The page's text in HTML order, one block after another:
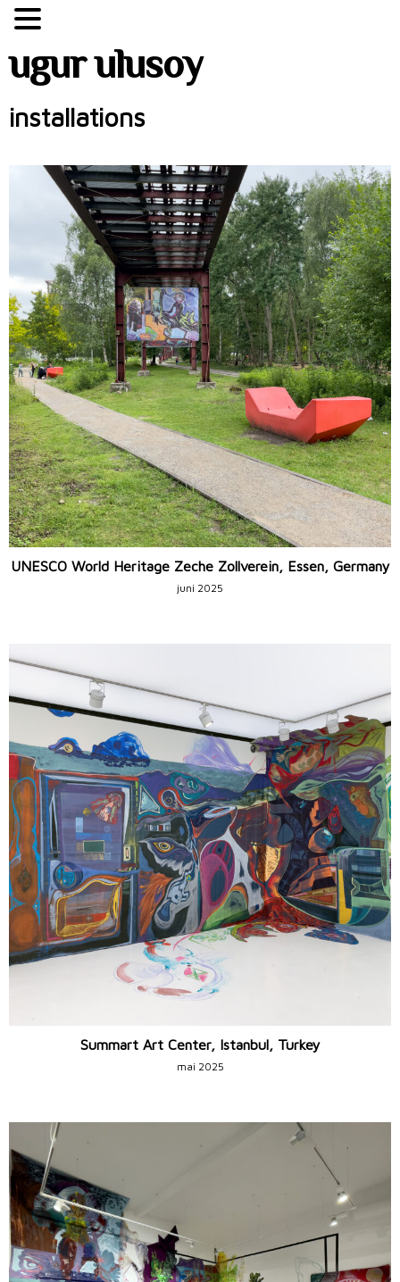
ugur ulusoy
installations
UNESCO World Heritage Zeche Zollverein, Essen, Germany
juni 2025
Summart Art Center, Istanbul, Turkey
mai 2025